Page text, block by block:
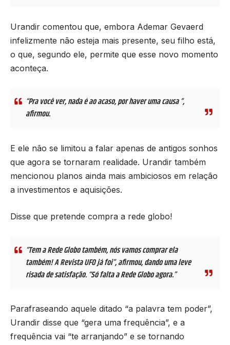
Urandir comentou que, embora Ademar Gevaerd
infelizmente não esteja mais presente, seu filho está,
o que, segundo ele, permite que esse novo momento
aconteça.
“Pra você ver, nada é ao acaso, por haver uma causa ”,
afirmou.
E ele não se limitou a falar apenas de antigos sonhos
que agora se tornaram realidade. Urandir também
mencionou planos ainda mais ambiciosos em relação
a investimentos e aquisições.
Disse que pretende compra a rede globo!
“Tem a Rede Globo também, nós vamos comprar ela
também! A Revista UFO já foi”, afirmou, dando uma leve
risada de satisfação. “Só falta a Rede Globo agora.”
Parafraseando aquele ditado “a palavra tem poder”,
Urandir disse que “gera uma frequência”, e a
frequência vai “te arranjando” e se tornando